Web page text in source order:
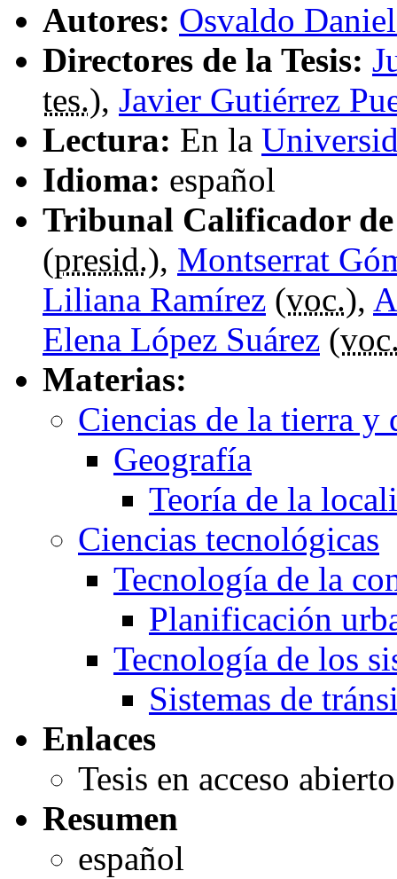
Autores: Osvaldo
Directores de la Tesis:
tes.), Javier Gutiérrez
Lectura: En la
Idioma: español
Tribunal Calificador de
(presid.), Montserrat
Liliana Ramírez (voc.),
Elena López Suárez (
Materias:
Ciencias de la tierra y
Geografía
Teoría de la
Ciencias tecnológicas
Tecnología de la
Planificación
Tecnología de los
Sistemas de
Enlaces
Tesis en acceso
Resumen
español